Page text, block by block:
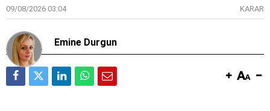
09/08/2026 03:04 KARAR
Emine Durgun